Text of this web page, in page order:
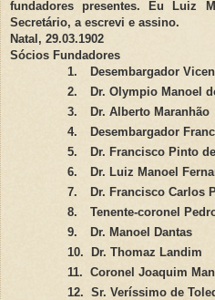
fundadores presentes. Eu Luiz
Secretário, a escrevi e assino.
Natal, 29.03.1902
Sócios Fundadores
1.
Desembargador
2.
Dr. Olympio Manoel
3.
Dr. Alberto Maranhão
4.
Desembargador
5.
Dr. Francisco Pinto
6.
Dr. Luiz Manoel
7.
Dr. Francisco Carlos
8.
Tenente-coronel
9.
Dr. Manoel Dantas
10. Dr. Thomaz Landim
11. Coronel Joaquim
12. Sr. Veríssimo de